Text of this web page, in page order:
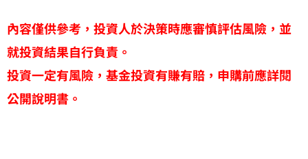
內容僅供參考，投資人於決策時應審慎評估風險，並
就投資結果自行負責。
投資一定有風險，基金投資有賺有賠，申購前應詳閱
公開說明書。